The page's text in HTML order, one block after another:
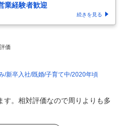
業経験者歓迎
続きを見る
価
新卒入社 既婚 子育て中 2020年頃
す。相対評価なので周りよりも多